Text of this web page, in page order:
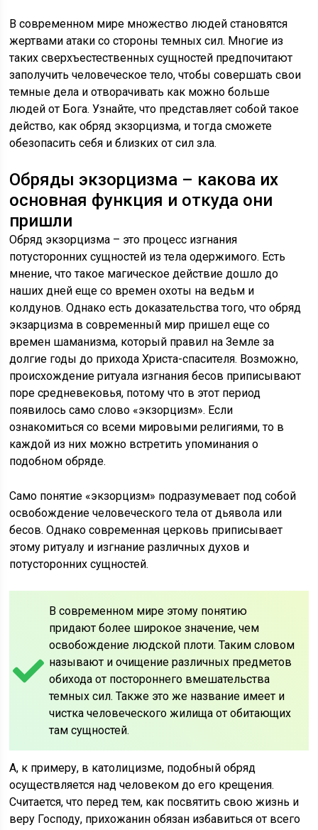
В современном мире множество людей становятся
жертвами атаки со стороны темных сил. Многие из
таких сверхъестественных сущностей предпочитают
заполучить человеческое тело, чтобы совершать свои
темные дела и отворачивать как можно больше
людей от Бога. Узнайте, что представляет собой такое
действо, как обряд экзорцизма, и тогда сможете
обезопасить себя и близких от сил зла.
Обряды экзорцизма – какова их
основная функция и откуда они
пришли
Обряд экзорцизма – это процесс изгнания
потусторонних сущностей из тела одержимого. Есть
мнение, что такое магическое действие дошло до
наших дней еще со времен охоты на ведьм и
колдунов. Однако есть доказательства того, что обряд
экзарцизма в современный мир пришел еще со
времен шаманизма, который правил на Земле за
долгие годы до прихода Христа-спасителя. Возможно,
происхождение ритуала изгнания бесов приписывают
поре средневековья, потому что в этот период
появилось само слово «экзорцизм». Если
ознакомиться со всеми мировыми религиями, то в
каждой из них можно встретить упоминания о
подобном обряде.
Само понятие «экзорцизм» подразумевает под собой
освобождение человеческого тела от дьявола или
бесов. Однако современная церковь приписывает
этому ритуалу и изгнание различных духов и
потусторонних сущностей.
В современном мире этому понятию
придают более широкое значение, чем
освобождение людской плоти. Таким словом
называют и очищение различных предметов
обихода от постороннего вмешательства
темных сил. Также это же название имеет и
чистка человеческого жилища от обитающих
там сущностей.
А, к примеру, в католицизме, подобный обряд
осуществляется над человеком до его крещения.
Считается, что перед тем, как посвятить свою жизнь и
веру Господу, прихожанин обязан избавиться от всего